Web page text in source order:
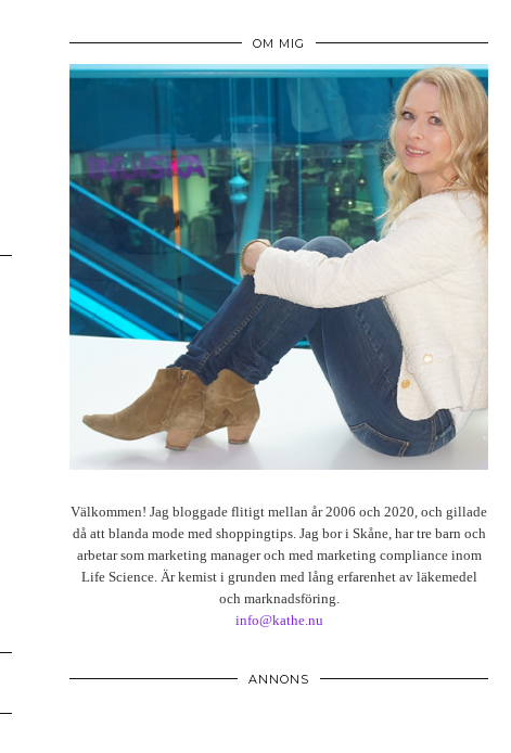
OM MIG
Välkommen! Jag bloggade flitigt mellan år 2006 och 2020, och gillade
då att blanda mode med shoppingtips. Jag bor i Skåne, har tre barn och
arbetar som marketing manager och med marketing compliance inom
Life Science. Är kemist i grunden med lång erfarenhet av läkemedel
och marknadsföring.
info@kathe.nu
ANNONS